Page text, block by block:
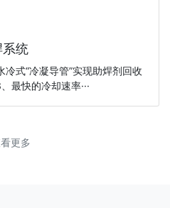
统
式“冷凝导管”实现助焊剂回收
最快的冷却速率···
更多